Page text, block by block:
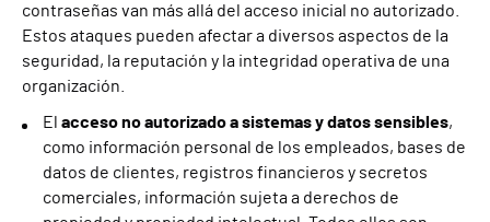
contraseñas van más allá del acceso inicial no autorizado.
Estos ataques pueden afectar a diversos aspectos de la
seguridad, la reputación y la integridad operativa de una
organización.
El acceso no autorizado a sistemas y datos sensibles,
como información personal de los empleados, bases de
datos de clientes, registros financieros y secretos
comerciales, información sujeta a derechos de